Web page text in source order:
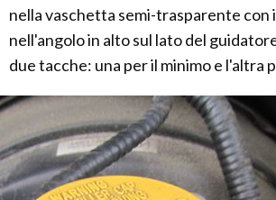
nella vaschetta semi-trasparente con
nell'angolo in alto sul lato del
due tacche: una per il minimo e l'altra